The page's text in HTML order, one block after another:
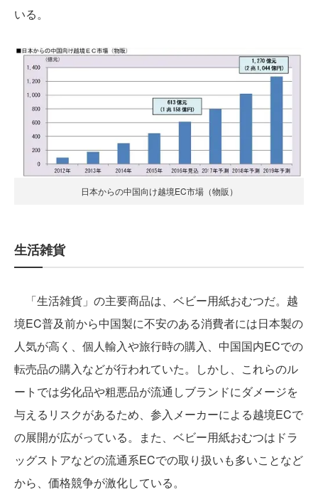
いる。
日本からの中国向け越境EC市場（物販）
生活雑貨
「生活雑貨」の主要商品は、ベビー用紙おむつだ。越
境EC普及前から中国製に不安のある消費者には日本製の
人気が高く、個人輸入や旅行時の購入、中国国内ECでの
転売品の購入などが行われていた。しかし、これらのル
ートでは劣化品や粗悪品が流通しブランドにダメージを
与えるリスクがあるため、参入メーカーによる越境ECで
の展開が広がっている。また、ベビー用紙おむつはドラ
ッグストアなどの流通系ECでの取り扱いも多いことなど
から、価格競争が激化している。